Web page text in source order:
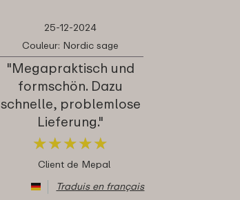
25-12-2024
Couleur: Nordic sage
"Megapraktisch und
formschön. Dazu
schnelle, problemlose
Lieferung."
★★★★★
★★★★★
Client de Mepal
Traduis en français